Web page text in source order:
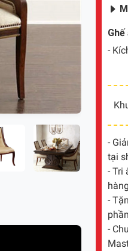
-
-
tại
- Tri
-
-